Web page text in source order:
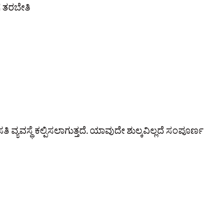
ತರಬೇತಿ
ಕಲ್ಪಿಸಲಾಗುತ್ತದೆ. ಯಾವುದೇ ಶುಲ್ಕವಿಲ್ಲದೆ ಸಂಪೂರ್ಣ